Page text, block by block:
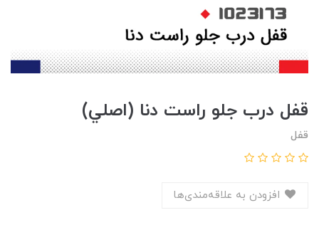
قفل درب جلو راست دنا (اصلي)
قفل